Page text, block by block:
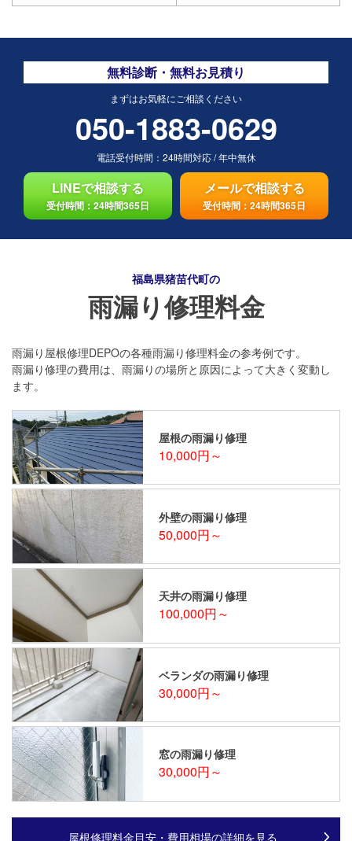
無料診断・無料お見積り
まずはお気軽にご相談ください
050-1883-0629
電話受付時間： 24時間対応/年中無休
LINEで相談する
受付時間：24時間365日
メールで相談する
受付時間：24時間365日
福島県猪苗代町の
雨漏り修理料金
雨漏り屋根修理DEPOの各種雨漏り修理料金の参考例です。
雨漏り修理の費用は、雨漏りの場所と原因によって大きく変動し
ます。
屋根の雨漏り修理
10,000円～
外壁の雨漏り修理
50,000円～
天井の雨漏り修理
100,000円～
ベランダの雨漏り修理
30,000円～
窓の雨漏り修理
30,000円～
屋根修理料金目安・費用相場の詳細を見る